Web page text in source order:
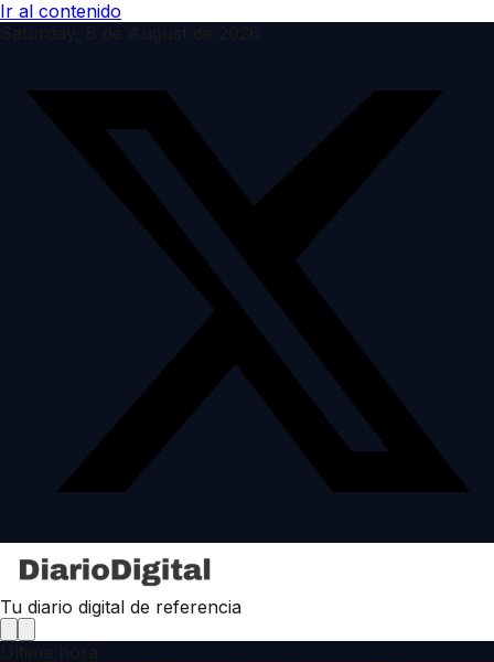
Ir al contenido
Tu diario digital de referencia